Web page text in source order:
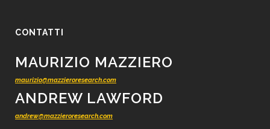
CONTATTI
MAURIZIO MAZZIERO
maurizio@mazzieroresearch.com
ANDREW LAWFORD
andrew@mazzieroresearch.com